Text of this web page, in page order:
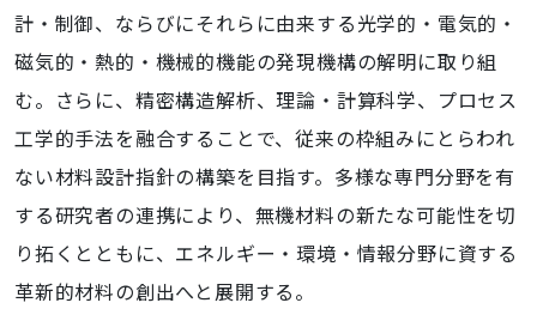
計・制御、ならびにそれらに由来する光学的・電気的・
磁気的・熱的・機械的機能の発現機構の解明に取り組
む。さらに、精密構造解析、理論・計算科学、プロセス
工学的手法を融合することで、従来の枠組みにとらわれ
ない材料設計指針の構築を目指す。多様な専門分野を有
する研究者の連携により、無機材料の新たな可能性を切
り拓くとともに、エネルギー・環境・情報分野に資する
革新的材料の創出へと展開する。